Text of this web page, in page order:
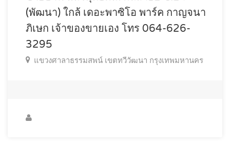
(พัฒนา) ใกล้ เดอะพาซิโอ พาร์ค กาญจนา
ภิเษก เจ้าของขายเอง โทร 064-626-
3295
แขวงศาลาธรรมสพน์ เขตทวีวัฒนา กรุงเทพมหานคร